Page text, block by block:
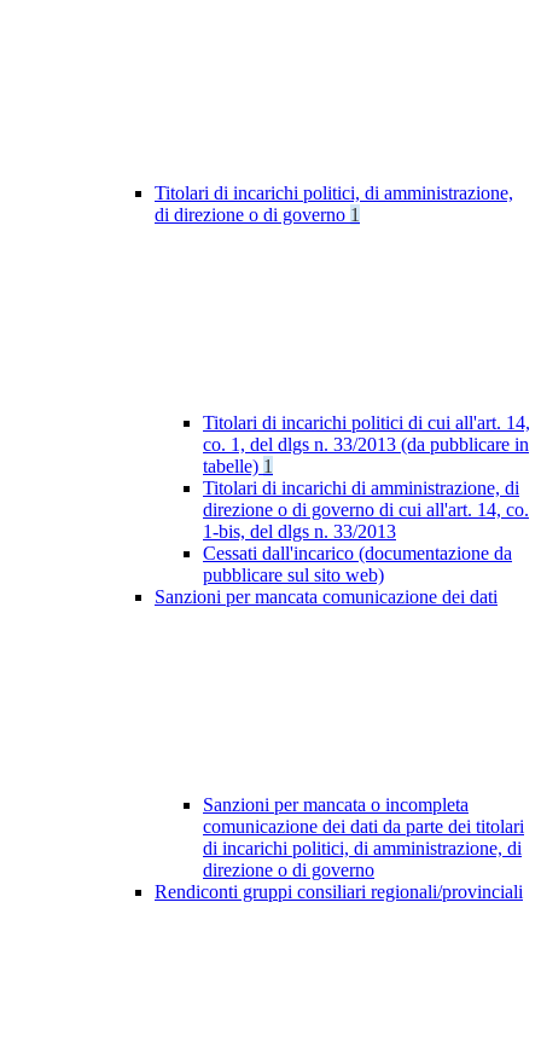
Titolari di incarichi politici, di amministrazione,
di direzione o di governo 1
Titolari di incarichi politici di cui all'art. 14,
co. 1, del dlgs n. 33/2013 (da pubblicare in
tabelle) 1
Titolari di incarichi di amministrazione, di
direzione o di governo di cui all'art. 14, co.
1-bis, del dlgs n. 33/2013
Cessati dall'incarico (documentazione da
pubblicare sul sito web)
Sanzioni per mancata comunicazione dei dati
Sanzioni per mancata o incompleta
comunicazione dei dati da parte dei titolari
di incarichi politici, di amministrazione, di
direzione o di governo
Rendiconti gruppi consiliari regionali/provinciali